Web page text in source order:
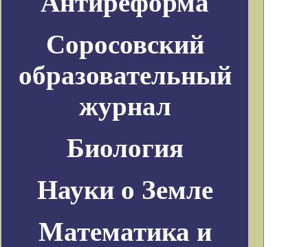
Соросовский
образовательный
журнал
Биология
Науки о Земле
Математика и